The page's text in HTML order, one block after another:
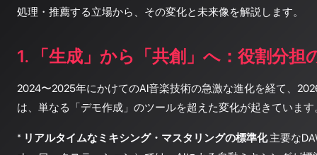
処理・推薦する立場から、その変化と未来像を解説します。
1. 「生成」から「共創」へ：役割分担
2024〜2025年にかけてのAI音楽技術の急激な進化を経て、
は、単なる「デモ作成」のツールを超えた変化が起きています
* リアルタイムなミキシング・マスタリングの標準化主要な